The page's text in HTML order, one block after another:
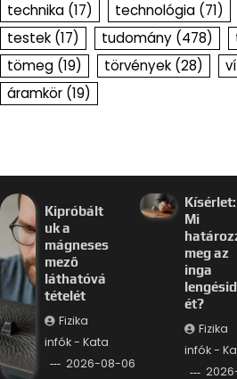
technika (17) technológia (71)
testek (17) tudomány (478)
tömeg (19) törvények (28)
áramkör (19)
Kipróbált
uk a
mágneses
mező
láthatóvá
tételét
Fizika
infók - Kata
2026-08-06
Kísérlet:
Mi
meg az
inga
ét?
Fizika
infók -